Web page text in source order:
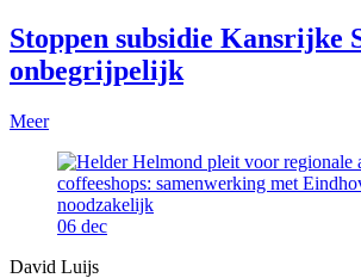
Stoppen subsidie Kansrijke
onbegrijpelijk
Meer
06 dec
David Luijs